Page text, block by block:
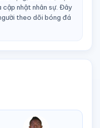
cập nhật nhân sự. Đây
theo dõi bóng đá